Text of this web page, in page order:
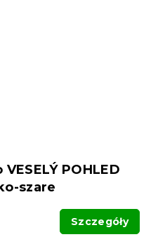
POHLED
szare
Szczegóły